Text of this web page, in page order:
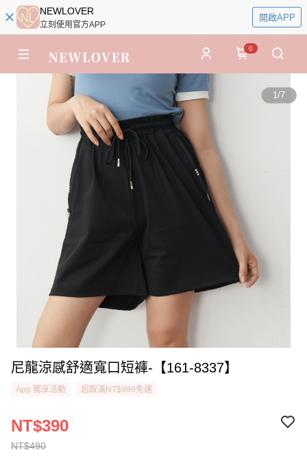
NEWLOVER
立刻使用官方APP
開啟APP
0
1/7
尼龍涼感舒適寬口短褲-【161-8337】
App 獨享活動 超取滿NT$999免運
NT$490
NT$390